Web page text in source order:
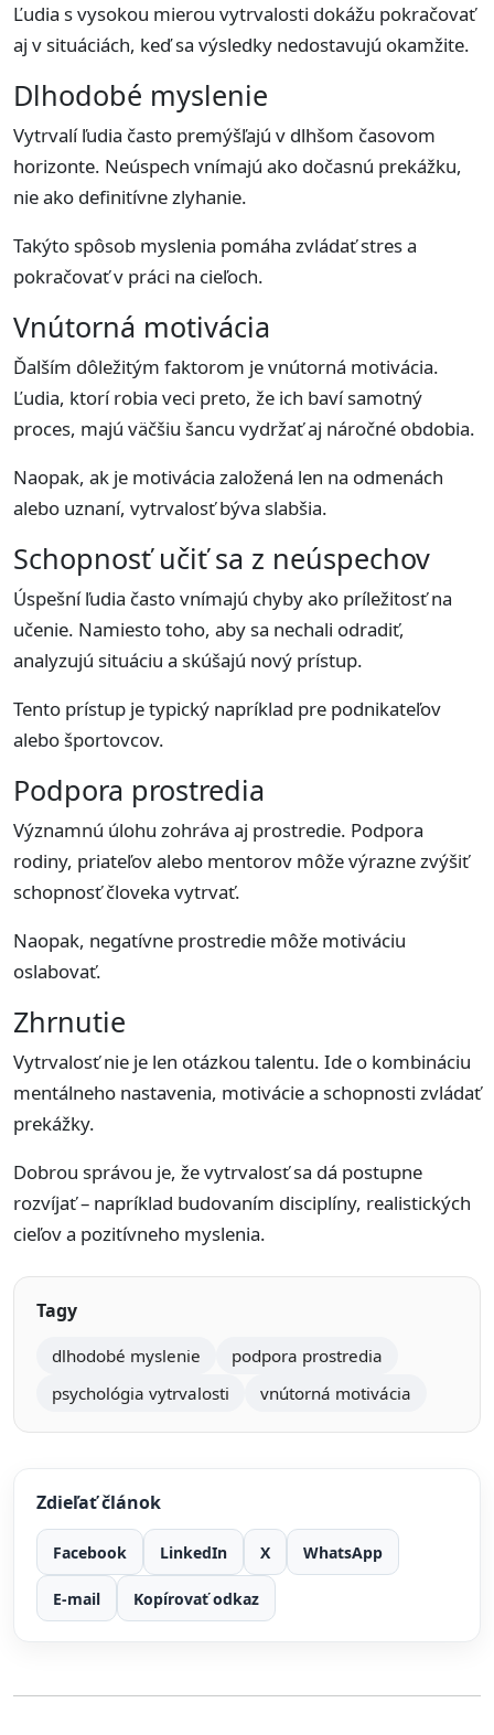
Ľudia s vysokou mierou vytrvalosti dokážu pokračovať
aj v situáciách, keď sa výsledky nedostavujú okamžite.
Dlhodobé myslenie
Vytrvalí ľudia často premýšľajú v dlhšom časovom
horizonte. Neúspech vnímajú ako dočasnú prekážku,
nie ako definitívne zlyhanie.
Takýto spôsob myslenia pomáha zvládať stres a
pokračovať v práci na cieľoch.
Vnútorná motivácia
Ďalším dôležitým faktorom je vnútorná motivácia.
Ľudia, ktorí robia veci preto, že ich baví samotný
proces, majú väčšiu šancu vydržať aj náročné obdobia.
Naopak, ak je motivácia založená len na odmenách
alebo uznaní, vytrvalosť býva slabšia.
Schopnosť učiť sa z neúspechov
Úspešní ľudia často vnímajú chyby ako príležitosť na
učenie. Namiesto toho, aby sa nechali odradiť,
analyzujú situáciu a skúšajú nový prístup.
Tento prístup je typický napríklad pre podnikateľov
alebo športovcov.
Podpora prostredia
Významnú úlohu zohráva aj prostredie. Podpora
rodiny, priateľov alebo mentorov môže výrazne zvýšiť
schopnosť človeka vytrvať.
Naopak, negatívne prostredie môže motiváciu
oslabovať.
Zhrnutie
Vytrvalosť nie je len otázkou talentu. Ide o kombináciu
mentálneho nastavenia, motivácie a schopnosti zvládať
prekážky.
Dobrou správou je, že vytrvalosť sa dá postupne
rozvíjať – napríklad budovaním disciplíny, realistických
cieľov a pozitívneho myslenia.
Tagy
dlhodobé myslenie
podpora prostredia
psychológia vytrvalosti
vnútorná motivácia
Zdieľať článok
Facebook LinkedIn X WhatsApp
E-mail Kopírovať odkaz